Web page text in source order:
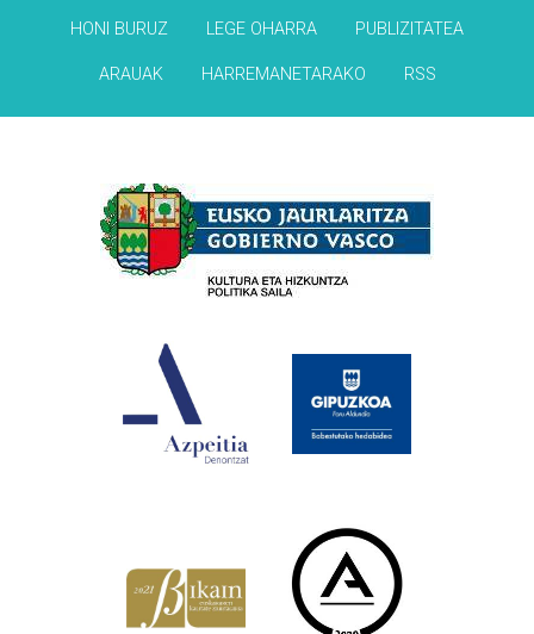
HONI BURUZ LEGE OHARRA PUBLIZITATEA
ARAUAK HARREMANETARAKO RSS